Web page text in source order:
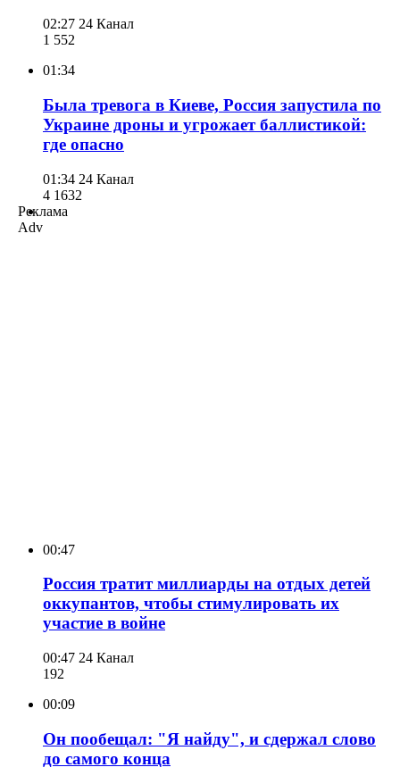
02:27 24 Канал
1 552
01:34
Была тревога в Киеве, Россия запустила по
Украине дроны и угрожает баллистикой:
где опасно
01:34 24 Канал
4 1632
Реклама
Adv
00:47
Россия тратит миллиарды на отдых детей
оккупантов, чтобы стимулировать их
участие в войне
00:47 24 Канал
192
00:09
Он пообещал: "Я найду", и сдержал слово
до самого конца